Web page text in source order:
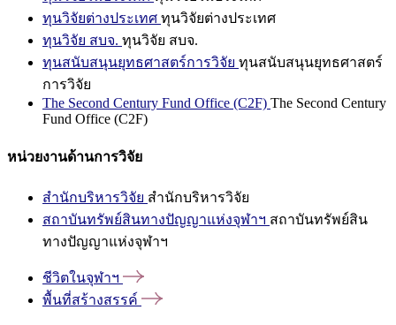
ทุนวิจัยต่างประเทศ ทุนวิจัยต่างประเทศ
ทุนวิจัย สบจ. ทุนวิจัย สบจ.
ทุนสนับสนุนยุทธศาสตร์การวิจัย ทุนสนับสนุนยุทธศาสตร์
การวิจัย
The Second Century Fund Office (C2F) The Second Century
Fund Office (C2F)
หน่วยงานด้านการวิจัย
สำนักบริหารวิจัย สำนักบริหารวิจัย
สถาบันทรัพย์สินทางปัญญาแห่งจุฬาฯ สถาบันทรัพย์สิน
ทางปัญญาแห่งจุฬาฯ
ชีวิตในจุฬาฯ
พื้นที่สร้างสรรค์